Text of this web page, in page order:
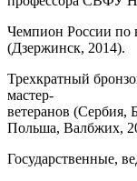
Чемпион России по
(Дзержинск, 2014).
Трехкратный
мастер-
ветеранов (Сербия,
Польша, Валбжих,
Государственные,